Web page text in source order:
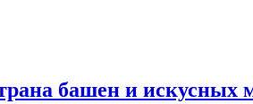
башен и искусных